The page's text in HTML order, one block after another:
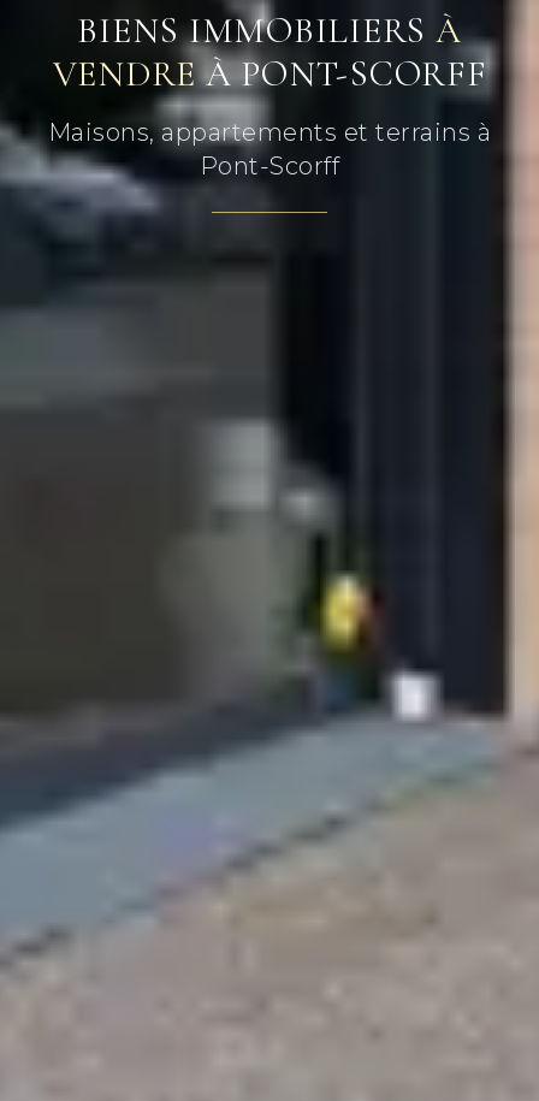
BIENS IMMOBILIERS À
VENDRE À PONT-SCORFF
Maisons, appartements et terrains à
Pont-Scorff